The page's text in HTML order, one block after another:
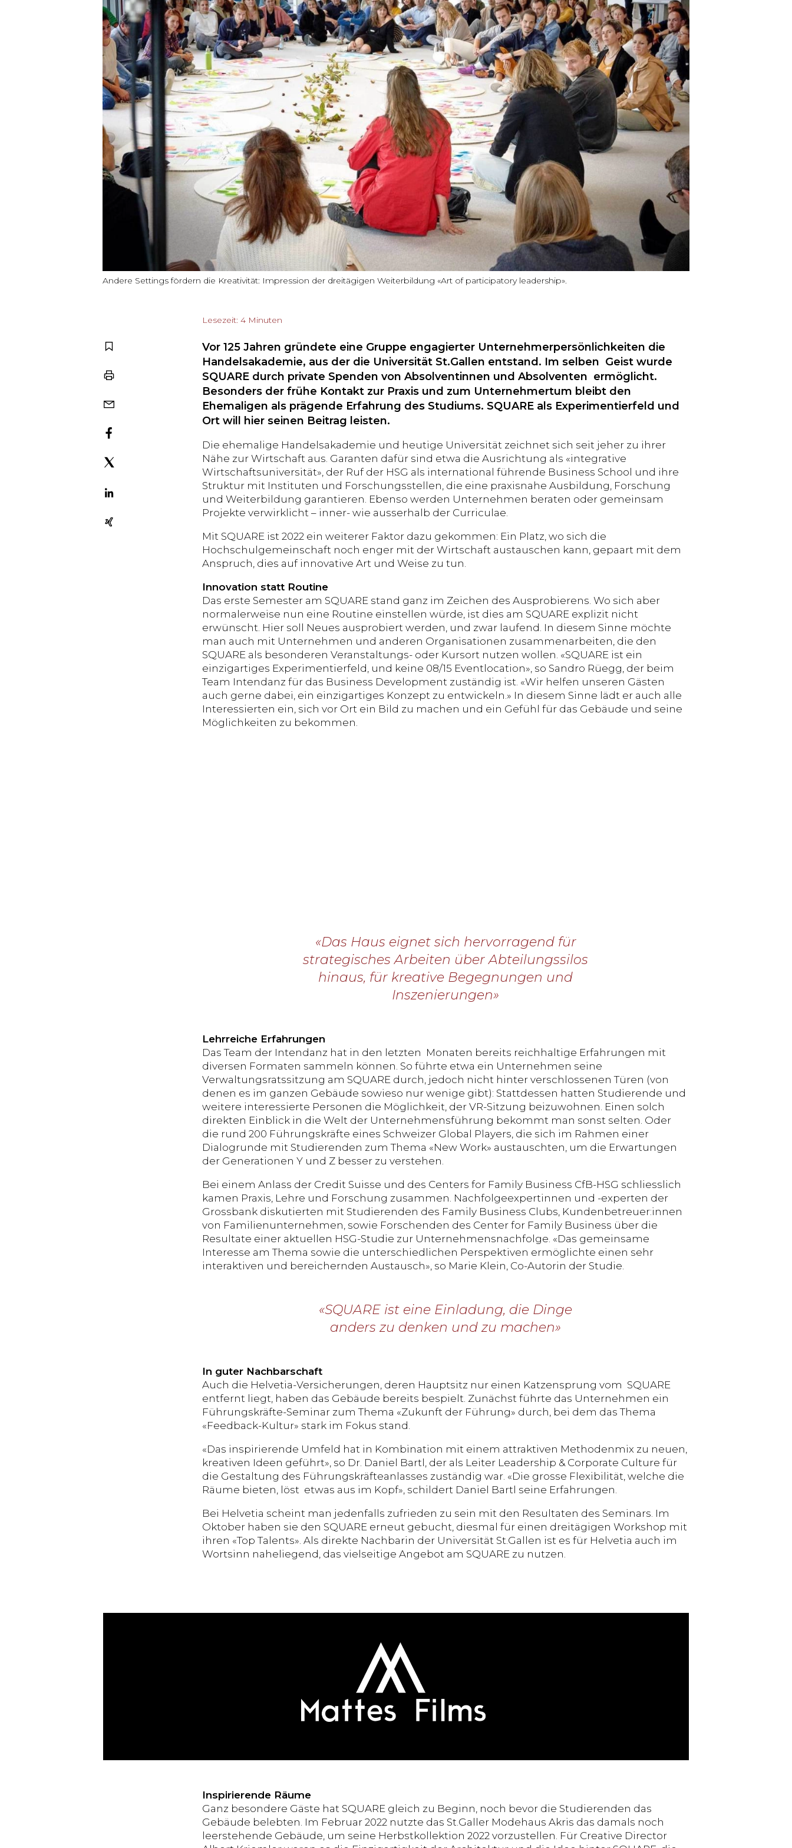
Andere Settings fördern die Kreativität: Impression der dreitägigen Weiterbildung «Art of participatory leadership».
Lesezeit: 4 Minuten
Vor 125 Jahren gründete eine Gruppe engagierter Unternehmerpersönlichkeiten die
Handelsakademie, aus der die Universität St.Gallen entstand. Im selben Geist wurde
SQUARE durch private Spenden von Absolventinnen und Absolventen ermöglicht.
Besonders der frühe Kontakt zur Praxis und zum Unternehmertum bleibt den
Ehemaligen als prägende Erfahrung des Studiums. SQUARE als Experimentierfeld und
Ort will hier seinen Beitrag leisten.
Die ehemalige Handelsakademie und heutige Universität zeichnet sich seit jeher zu ihrer
Nähe zur Wirtschaft aus. Garanten dafür sind etwa die Ausrichtung als «integrative
Wirtschaftsuniversität», der Ruf der HSG als international führende Business School und ihre
Struktur mit Instituten und Forschungsstellen, die eine praxisnahe Ausbildung, Forschung
und Weiterbildung garantieren. Ebenso werden Unternehmen beraten oder gemeinsam
Projekte verwirklicht – inner- wie ausserhalb der Curriculae.
Mit SQUARE ist 2022 ein weiterer Faktor dazu gekommen: Ein Platz, wo sich die
Hochschulgemeinschaft noch enger mit der Wirtschaft austauschen kann, gepaart mit dem
Anspruch, dies auf innovative Art und Weise zu tun.
Innovation statt Routine
Das erste Semester am SQUARE stand ganz im Zeichen des Ausprobierens. Wo sich aber
normalerweise nun eine Routine einstellen würde, ist dies am SQUARE explizit nicht
erwünscht. Hier soll Neues ausprobiert werden, und zwar laufend. In diesem Sinne möchte
man auch mit Unternehmen und anderen Organisationen zusammenarbeiten, die den
SQUARE als besonderen Veranstaltungs- oder Kursort nutzen wollen. «SQUARE ist ein
einzigartiges Experimentierfeld, und keine 08/15 Eventlocation», so Sandro Rüegg, der beim
Team Intendanz für das Business Development zuständig ist. «Wir helfen unseren Gästen
auch gerne dabei, ein einzigartiges Konzept zu entwickeln.» In diesem Sinne lädt er auch alle
Interessierten ein, sich vor Ort ein Bild zu machen und ein Gefühl für das Gebäude und seine
Möglichkeiten zu bekommen.
«Das Haus eignet sich hervorragend für
strategisches Arbeiten über Abteilungssilos
hinaus, für kreative Begegnungen und
Inszenierungen»
Lehrreiche Erfahrungen
Das Team der Intendanz hat in den letzten Monaten bereits reichhaltige Erfahrungen mit
diversen Formaten sammeln können. So führte etwa ein Unternehmen seine
Verwaltungsratssitzung am SQUARE durch, jedoch nicht hinter verschlossenen Türen (von
denen es im ganzen Gebäude sowieso nur wenige gibt): Stattdessen hatten Studierende und
weitere interessierte Personen die Möglichkeit, der VR-Sitzung beizuwohnen. Einen solch
direkten Einblick in die Welt der Unternehmensführung bekommt man sonst selten. Oder
die rund 200 Führungskräfte eines Schweizer Global Players, die sich im Rahmen einer
Dialogrunde mit Studierenden zum Thema «New Work» austauschten, um die Erwartungen
der Generationen Y und Z besser zu verstehen.
Bei einem Anlass der Credit Suisse und des Centers for Family Business CfB-HSG schliesslich
kamen Praxis, Lehre und Forschung zusammen. Nachfolgeexpertinnen und -experten der
Grossbank diskutierten mit Studierenden des Family Business Clubs, Kundenbetreuer:innen
von Familienunternehmen, sowie Forschenden des Center for Family Business über die
Resultate einer aktuellen HSG-Studie zur Unternehmensnachfolge. «Das gemeinsame
Interesse am Thema sowie die unterschiedlichen Perspektiven ermöglichte einen sehr
interaktiven und bereichernden Austausch», so Marie Klein, Co-Autorin der Studie.
«SQUARE ist eine Einladung, die Dinge
anders zu denken und zu machen»
In guter Nachbarschaft
Auch die Helvetia-Versicherungen, deren Hauptsitz nur einen Katzensprung vom SQUARE
entfernt liegt, haben das Gebäude bereits bespielt. Zunächst führte das Unternehmen ein
Führungskräfte-Seminar zum Thema «Zukunft der Führung» durch, bei dem das Thema
«Feedback-Kultur» stark im Fokus stand.
«Das inspirierende Umfeld hat in Kombination mit einem attraktiven Methodenmix zu neuen,
kreativen Ideen geführt», so Dr. Daniel Bartl, der als Leiter Leadership & Corporate Culture für
die Gestaltung des Führungskräfteanlasses zuständig war. «Die grosse Flexibilität, welche die
Räume bieten, löst etwas aus im Kopf», schildert Daniel Bartl seine Erfahrungen.
Bei Helvetia scheint man jedenfalls zufrieden zu sein mit den Resultaten des Seminars. Im
Oktober haben sie den SQUARE erneut gebucht, diesmal für einen dreitägigen Workshop mit
ihren «Top Talents». Als direkte Nachbarin der Universität St.Gallen ist es für Helvetia auch im
Wortsinn naheliegend, das vielseitige Angebot am SQUARE zu nutzen.
Inspirierende Räume
Ganz besondere Gäste hat SQUARE gleich zu Beginn, noch bevor die Studierenden das
Gebäude belebten. Im Februar 2022 nutzte das St.Galler Modehaus Akris das damals noch
leerstehende Gebäude, um seine Herbstkollektion 2022 vorzustellen. Für Creative Director